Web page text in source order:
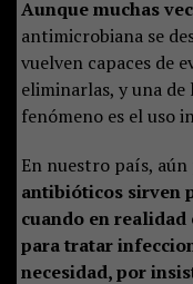
Aunque muchas
antimicrobiana se
vuelven capaces de
eliminarlas, y una de
fenómeno es el uso
En nuestro país,
antibióticos sirven
cuando en
para tratar
necesidad, por